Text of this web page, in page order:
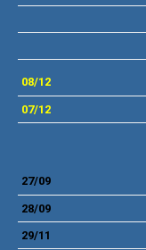
08/12
07/12
27/09
28/09
29/11